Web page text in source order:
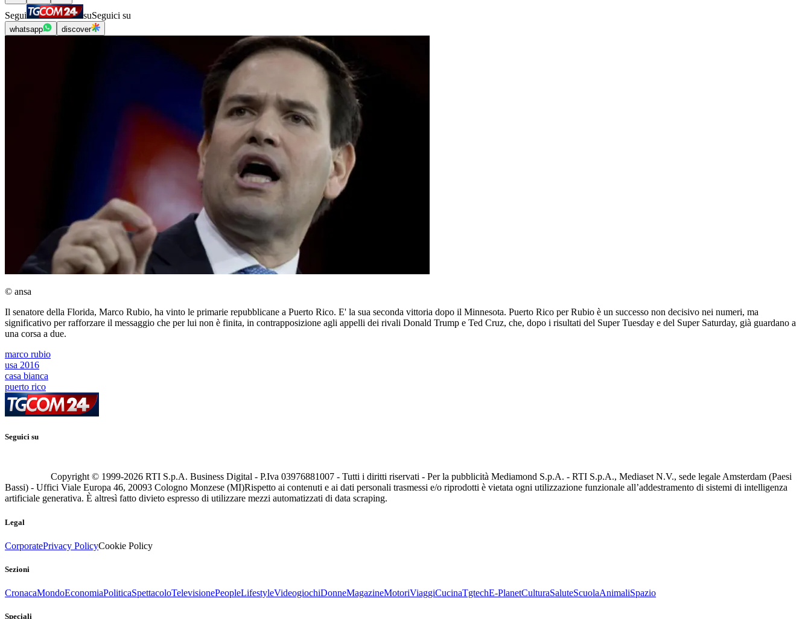
Segui suSeguici su
whatsapp discover
© ansa
Il senatore della Florida, Marco Rubio, ha vinto le primarie repubblicane a Puerto Rico. E' la sua seconda vittoria dopo il Minnesota. Puerto Rico per Rubio è un successo non decisivo nei numeri, ma
significativo per rafforzare il messaggio che per lui non è finita, in contrapposizione agli appelli dei rivali Donald Trump e Ted Cruz, che, dopo i risultati del Super Tuesday e del Super Saturday, già guardano a
una corsa a due.
marco rubio
usa 2016
casa bianca
puerto rico
Seguici su
Copyright © 1999-2026 RTI S.p.A. Business Digital - P.Iva 03976881007 - Tutti i diritti riservati - Per la pubblicità Mediamond S.p.A. - RTI S.p.A., Mediaset N.V., sede legale Amsterdam (Paesi
Bassi) - Uffici Viale Europa 46, 20093 Cologno Monzese (MI)Rispetto ai contenuti e ai dati personali trasmessi e/o riprodotti è vietata ogni utilizzazione funzionale all’addestramento di sistemi di intelligenza
artificiale generativa. È altresì fatto divieto espresso di utilizzare mezzi automatizzati di data scraping.
Legal
CorporatePrivacy PolicyCookie Policy
Sezioni
CronacaMondoEconomiaPoliticaSpettacoloTelevisionePeopleLifestyleVideogiochiDonneMagazineMotoriViaggiCucinaTgtechE-PlanetCulturaSaluteScuolaAnimaliSpazio
Speciali